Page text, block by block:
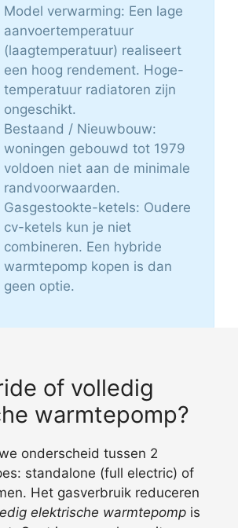
Model verwarming: Een lage
aanvoertemperatuur
(laagtemperatuur) realiseert
een hoog rendement. Hoge-
temperatuur radiatoren zijn
ongeschikt.
Bestaand / Nieuwbouw:
woningen gebouwd tot 1979
voldoen niet aan de minimale
randvoorwaarden.
Gasgestookte-ketels: Oudere
cv-ketels kun je niet
combineren. Een hybride
warmtepomp kopen is dan
geen optie.
of volledig
warmtepomp?
onderscheid tussen 2
standalone (full electric) of
Het gasverbruik reduceren
elektrische warmtepomp is